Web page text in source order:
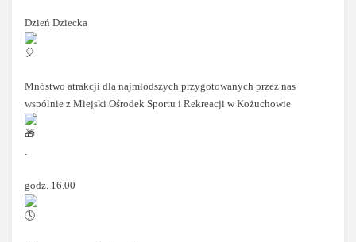
Dzień Dziecka
Mnóstwo atrakcji dla najmłodszych przygotowanych przez nas
wspólnie z Miejski Ośrodek Sportu i Rekreacji w Kożuchowie
.
godz. 16.00